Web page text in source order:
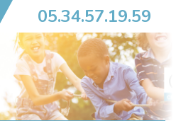
05.34.57.19.59